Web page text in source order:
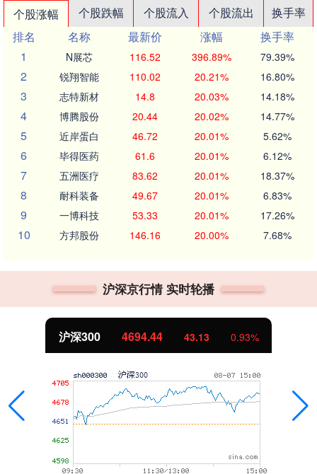
个股涨幅 个股跌幅 个股流入 个股流出
换手率
排名
名称 最新价 涨幅
换手率
1
N展芯 116.52 396.89% 79.39%
2 锐翔智能 110.02 20.21% 16.80%
3 志特新材 14.8 20.03% 14.18%
4 博腾股份 20.44 20.02% 14.77%
5 近岸蛋白 46.72 20.01% 5.62%
6 毕得医药 61.6 20.01% 6.12%
7 五洲医疗 83.62 20.01% 18.37%
8 耐科装备 49.67 20.01% 6.83%
9 一博科技 53.33 20.01% 17.26%
10 方邦股份 146.16 20.00% 7.68%
沪深京行情 实时轮播
沪深300 4694.44 43.13 0.93%